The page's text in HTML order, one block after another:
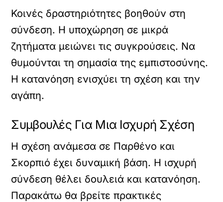
Κοινές δραστηριότητες βοηθούν στη
σύνδεση. Η υποχώρηση σε μικρά
ζητήματα μειώνει τις συγκρούσεις. Να
θυμούνται τη σημασία της εμπιστοσύνης.
Η κατανόηση ενισχύει τη σχέση και την
αγάπη.
Συμβουλές Για Μια Ισχυρή Σχέση
Η σχέση ανάμεσα σε Παρθένο και
Σκορπιό έχει δυναμική βάση. Η ισχυρή
σύνδεση θέλει δουλειά και κατανόηση.
Παρακάτω θα βρείτε πρακτικές